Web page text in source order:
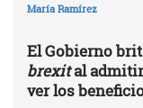
María Ramírez
El Gobierno
brexital admitir
ver los